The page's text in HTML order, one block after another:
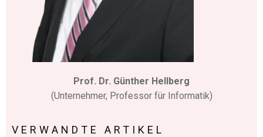
Prof. Dr. Günther Hellberg
(Unternehmer, Professor für Informatik)
VERWANDTE ARTIKEL